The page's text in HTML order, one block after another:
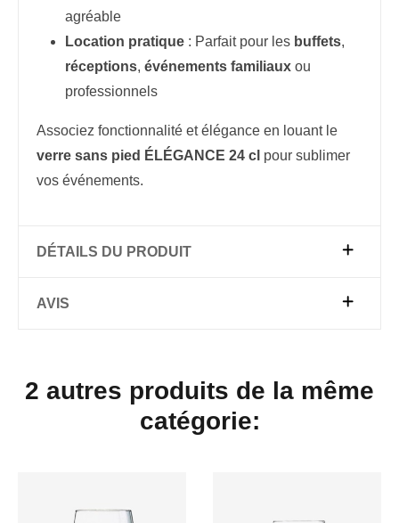
agréable
Location pratique : Parfait pour les buffets,
réceptions, événements familiaux ou
professionnels
Associez fonctionnalité et élégance en louant le
verre sans pied ÉLÉGANCE 24 cl pour sublimer
vos événements.
DÉTAILS DU PRODUIT
AVIS
2 autres produits de la même
catégorie: